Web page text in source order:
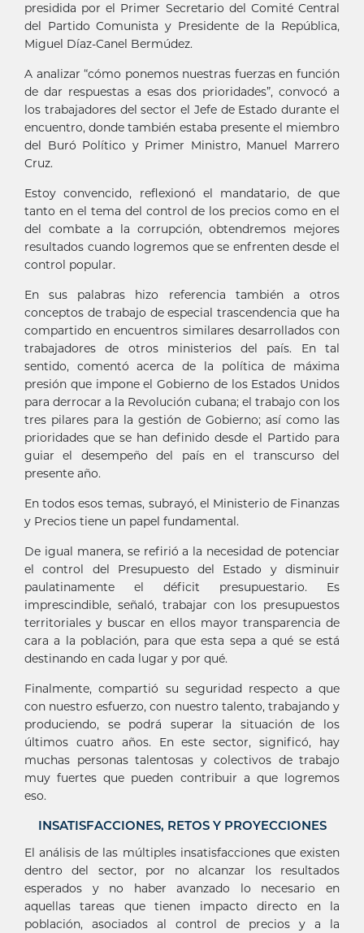
presidida por el Primer Secretario del Comité Central
del Partido Comunista y Presidente de la República,
Miguel Díaz-Canel Bermúdez.
A analizar “cómo ponemos nuestras fuerzas en función
de dar respuestas a esas dos prioridades”, convocó a
los trabajadores del sector el Jefe de Estado durante el
encuentro, donde también estaba presente el miembro
del Buró Político y Primer Ministro, Manuel Marrero
Cruz.
Estoy convencido, reflexionó el mandatario, de que
tanto en el tema del control de los precios como en el
del combate a la corrupción, obtendremos mejores
resultados cuando logremos que se enfrenten desde el
control popular.
En sus palabras hizo referencia también a otros
conceptos de trabajo de especial trascendencia que ha
compartido en encuentros similares desarrollados con
trabajadores de otros ministerios del país. En tal
sentido, comentó acerca de la política de máxima
presión que impone el Gobierno de los Estados Unidos
para derrocar a la Revolución cubana; el trabajo con los
tres pilares para la gestión de Gobierno; así como las
prioridades que se han definido desde el Partido para
guiar el desempeño del país en el transcurso del
presente año.
En todos esos temas, subrayó, el Ministerio de Finanzas
y Precios tiene un papel fundamental.
De igual manera, se refirió a la necesidad de potenciar
el control del Presupuesto del Estado y disminuir
paulatinamente el déficit presupuestario. Es
imprescindible, señaló, trabajar con los presupuestos
territoriales y buscar en ellos mayor transparencia de
cara a la población, para que esta sepa a qué se está
destinando en cada lugar y por qué.
Finalmente, compartió su seguridad respecto a que
con nuestro esfuerzo, con nuestro talento, trabajando y
produciendo, se podrá superar la situación de los
últimos cuatro años. En este sector, significó, hay
muchas personas talentosas y colectivos de trabajo
muy fuertes que pueden contribuir a que logremos
eso.
INSATISFACCIONES, RETOS Y PROYECCIONES
El análisis de las múltiples insatisfacciones que existen
dentro del sector, por no alcanzar los resultados
esperados y no haber avanzado lo necesario en
aquellas tareas que tienen impacto directo en la
población, asociados al control de precios y a la